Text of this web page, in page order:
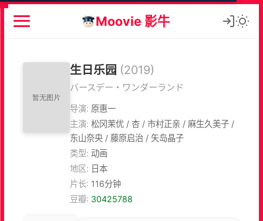
Moovie 影牛
生日乐园 (2019)
バースデー・ワンダーランド
导演: 原惠一
主演: 松冈茉优 / 杏 / 市村正亲 / 麻生久美子 /
东山奈央 / 藤原启治 / 矢岛晶子
类型: 动画
地区: 日本
片长: 116分钟
豆瓣: 30425788